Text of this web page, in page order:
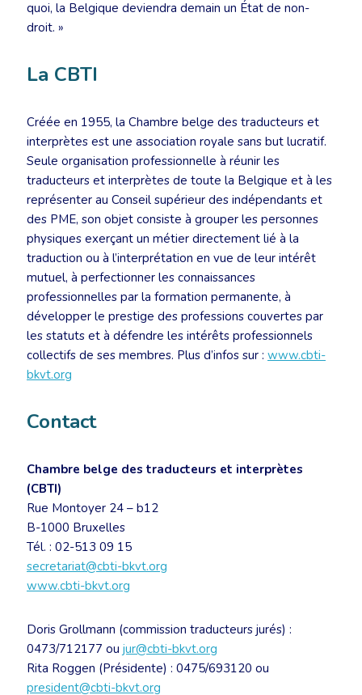
quoi, la Belgique deviendra demain un État de non-
droit. »
La CBTI
Créée en 1955, la Chambre belge des traducteurs et
interprètes est une association royale sans but lucratif.
Seule organisation professionnelle à réunir les
traducteurs et interprètes de toute la Belgique et à les
représenter au Conseil supérieur des indépendants et
des PME, son objet consiste à grouper les personnes
physiques exerçant un métier directement lié à la
traduction ou à l’interprétation en vue de leur intérêt
mutuel, à perfectionner les connaissances
professionnelles par la formation permanente, à
développer le prestige des professions couvertes par
les statuts et à défendre les intérêts professionnels
collectifs de ses membres. Plus d’infos sur : www.cbti-
bkvt.org
Contact
Chambre belge des traducteurs et interprètes
(CBTI)
Rue Montoyer 24 – b12
B-1000 Bruxelles
Tél. : 02-513 09 15
secretariat@cbti-bkvt.org
www.cbti-bkvt.org
Doris Grollmann (commission traducteurs jurés) :
0473/712177 ou jur@cbti-bkvt.org
Rita Roggen (Présidente) : 0475/693120 ou
president@cbti-bkvt.org